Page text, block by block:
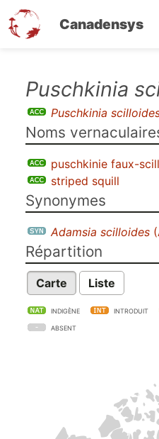
Canadensys
contenu
principal
Puschkinia
Puschkinia
Noms
puschkinie faux-
striped squill
Synonymes
Adamsia scilloides
Répartition
Carte Liste
INDIGÈNE INTRODUIT
ABSENT